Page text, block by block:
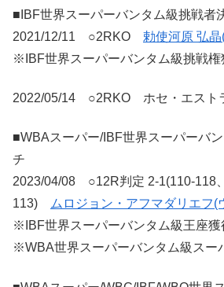
■IBF世界スーパーバンタム級挑戦者
2021/12/11 ○2RKO 勅使河原 弘
※IBF世界スーパーバンタム級挑戦権
2022/05/14 ○2RKO ホセ・エスト
■WBAスーパー/IBF世界スーパーバ
チ
2023/04/08 ○12R判定 2-1(110-118
113) ムロジョン・アフマダリエフ(
※IBF世界スーパーバンタム級王座獲
※WBA世界スーパーバンタム級スー